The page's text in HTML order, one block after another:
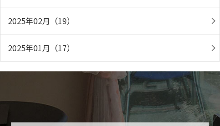
2025年02月（19）
2025年01月（17）